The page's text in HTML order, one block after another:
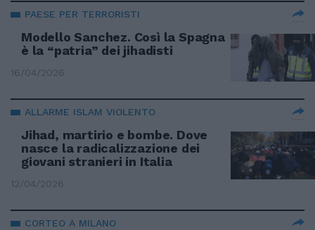
PAESE PER TERRORISTI
Modello Sanchez. Così la Spagna
è la “patria” dei jihadisti
16/04/2026
ALLARME ISLAM VIOLENTO
Jihad, martirio e bombe. Dove
nasce la radicalizzazione dei
giovani stranieri in Italia
12/04/2026
CORTEO A MILANO